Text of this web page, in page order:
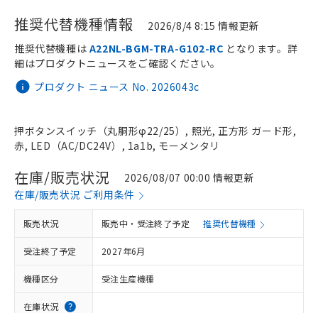
推奨代替機種情報
2026/8/4 8:15 情報更新
プロダクト ニュース No. 2026043c
推奨代替機種は A22NL-BGM-TRA-G102-RC となります。詳
細はプロダクトニュースをご確認ください。
押ボタンスイッチ（丸胴形φ22/25）, 照光, 正方形 ガード形,
赤, LED（AC/DC24V）, 1a1b, モーメンタリ
在庫/販売状況
2026/08/07 00:00 情報更新
在庫/販売状況 ご利用条件
販売状況 販売中・受注終了予定 推奨代替機種
受注終了予定 2027年6月
機種区分 受注生産機種
在庫状況